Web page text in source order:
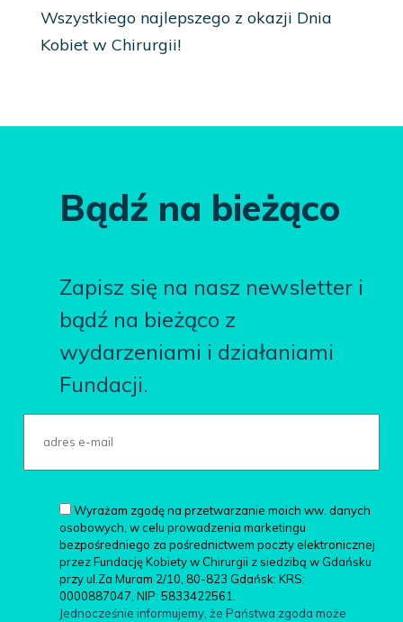
Wszystkiego najlepszego z okazji Dnia
Kobiet w Chirurgii!
Bądź na bieżąco
Zapisz się na nasz newsletter i
bądź na bieżąco z
wydarzeniami i działaniami
Fundacji.
Wyrażam zgodę na przetwarzanie moich ww. danych
osobowych, w celu prowadzenia marketingu
bezpośredniego za pośrednictwem poczty elektronicznej
przez Fundację Kobiety w Chirurgii z siedzibą w Gdańsku
przy ul.Za Muram 2/10, 80-823 Gdańsk: KRS:
0000887047, NIP: 5833422561.
Jednocześnie informujemy, że Państwa zgoda może